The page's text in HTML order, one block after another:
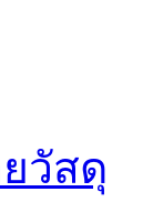
วัสดุ